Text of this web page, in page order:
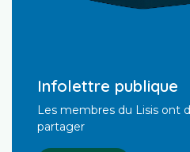
Infolettre publique
Les membres du Lisis ont
partager